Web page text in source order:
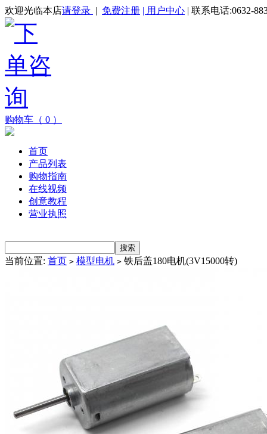
欢迎光临本店请登录 | 免费注册 | 用户中心 | 联系电话:0632-
购物车（ 0 ）
首页
产品列表
购物指南
在线视频
创意教程
营业执照
当前位置: 首页 > 模型电机 > 铁后盖180电机(3V15000转)